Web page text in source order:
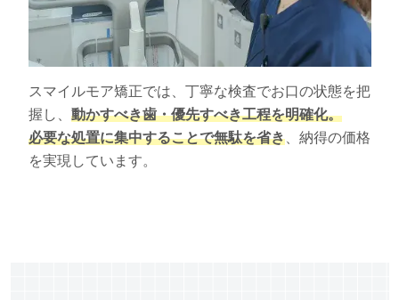
スマイルモア矯正では、丁寧な検査でお口の状態を把
握し、 動かすべき歯・優先すべき工程を明確化。
必要な処置に集中することで無駄を省き、納得の価格
を実現しています。